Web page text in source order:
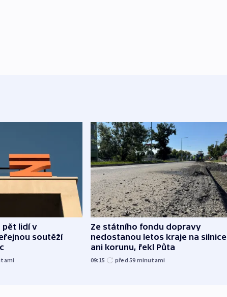
pět lidí v
soutěží
Ze státního fondu dopravy
nedostanou letos kraje na silnice
ani korunu, řekl Půta
09:15 před 59 minutami